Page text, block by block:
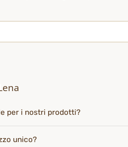
per i nostri prodotti?
unico?